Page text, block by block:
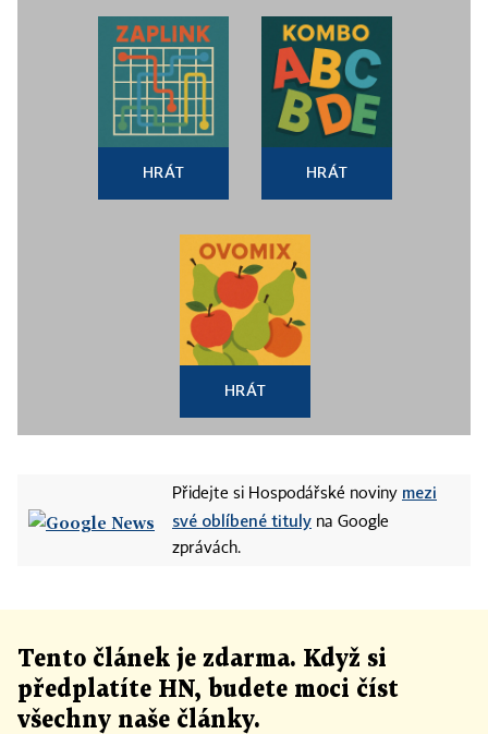
HRÁT HRÁT
HRÁT
Přidejte si Hospodářské noviny mezi
své oblíbené tituly na Google
zprávách.
Tento článek je zdarma. Když si
předplatíte HN, budete moci číst
všechny naše články.